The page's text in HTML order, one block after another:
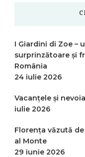
I Giardini di Zoe –
surprinzătoare și
România
24 iulie 2026
Vacanțele și
iulie 2026
Florența văzută
al Monte
29 iunie 2026